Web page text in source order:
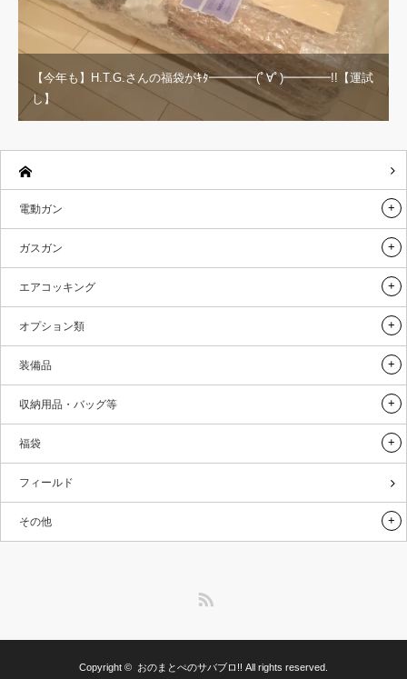
【今年も】H.T.G.さんの福袋がｷﾀ━━━━(ﾟ∀ﾟ)━━━━!!【運試
し】
電動ガン
ガスガン
エアコッキング
オプション類
装備品
収納用品・バッグ等
福袋
フィールド
その他
Copyright © おのまとぺのサバブロ!! All rights reserved.